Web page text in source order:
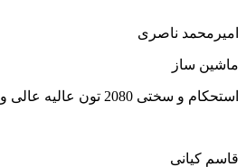
امیرمحمد ناصری
ماشین ساز
استحکام و سختی 2080 تون عالیه عالی و قوی
قاسم کیانی